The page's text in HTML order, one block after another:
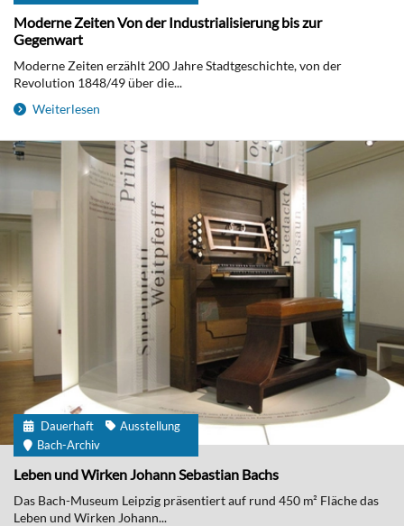
Moderne Zeiten Von der Industrialisierung bis zur
Gegenwart
Moderne Zeiten erzählt 200 Jahre Stadtgeschichte, von der
Revolution 1848/49 über die...
Weiterlesen
Dauerhaft
Ausstellung
Bach-Archiv
Leben und Wirken Johann Sebastian Bachs
Das Bach-Museum Leipzig präsentiert auf rund 450 m² Fläche das
Leben und Wirken Johann...